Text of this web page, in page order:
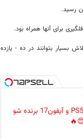
رسید.
برای آنها همراه بود.
بسیار بتوانند در ده - یازده
گردونه رو بچرخون و PS5 و آیفون17 برنده شو